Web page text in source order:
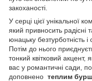
закоханості.
У серці цієї унікальної
який привносить радісні
юнацьку безтурботність і
Потім до нього
тонкий квітковий акцент,
вас у романтичні сади,
доповнено теплим